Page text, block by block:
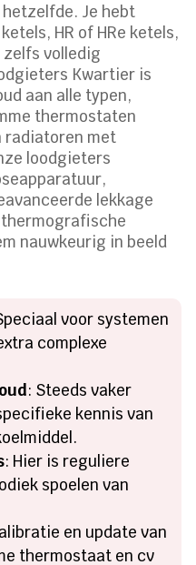
Je hebt
HR of HRe ketels,
zelfs volledig
Kwartier is
aan alle typen,
thermostaten
radiatoren met
loodgieters
lekkage
nauwkeurig in beeld
voor systemen
complexe
: Steeds vaker
kennis van
: Hier is reguliere
spoelen van
en update van
thermostaat en cv